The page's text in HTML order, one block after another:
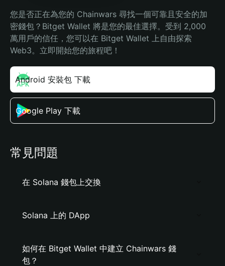
您是否正在為您的 Chainwars 尋找一個可靠且安全的加
密錢包？Bitget Wallet 將是您的最佳選擇。受到 2,000
萬用戶的信任，您可以在 Bitget Wallet 上自由探索
Web3。立即開始您的旅程吧！
Android 安裝包 下載
Google Play 下載
常見問題
在 Solana 錢包上交換
Solana 上的 DApp
如何在 Bitget Wallet 中建立 Chainwars 錢
包？